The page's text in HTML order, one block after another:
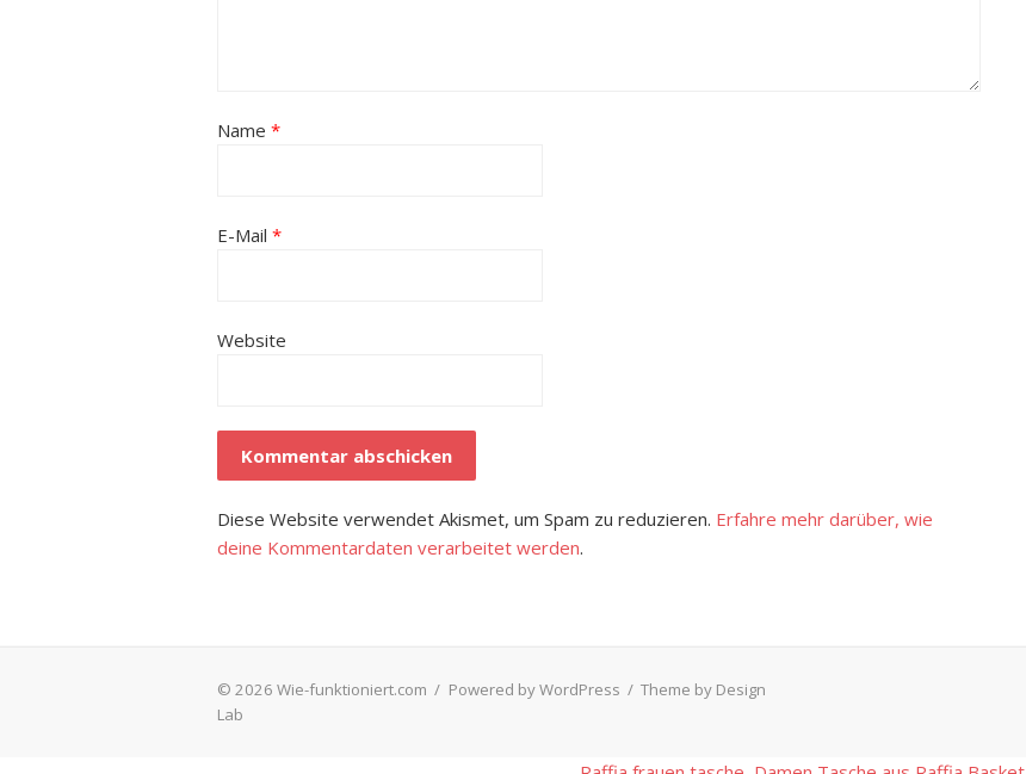
Name *
E-Mail *
Website
Diese Website verwendet Akismet, um Spam zu reduzieren. Erfahre mehr darüber, wie
deine Kommentardaten verarbeitet werden.
© 2026 Wie-funktioniert.com / Powered by WordPress / Theme by Design
Lab